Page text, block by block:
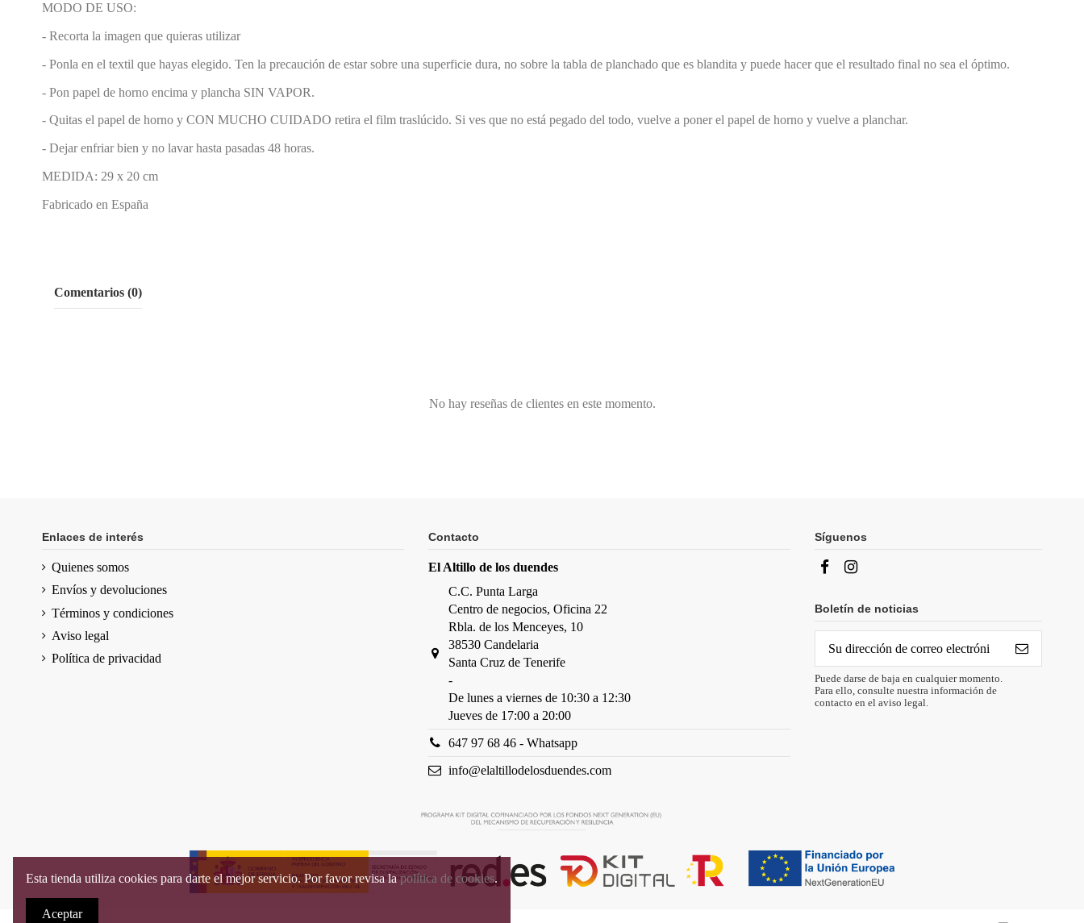
MODO DE USO:
- Recorta la imagen que quieras utilizar
- Ponla en el textil que hayas elegido. Ten la precaución de estar sobre una superficie dura, no sobre la tabla de planchado que es blandita y puede hacer que el resultado final no sea el óptimo.
- Pon papel de horno encima y plancha SIN VAPOR.
- Quitas el papel de horno y CON MUCHO CUIDADO retira el film traslúcido. Si ves que no está pegado del todo, vuelve a poner el papel de horno y vuelve a planchar.
- Dejar enfriar bien y no lavar hasta pasadas 48 horas.
MEDIDA: 29 x 20 cm
Fabricado en España
Comentarios (0)
No hay reseñas de clientes en este momento.
Enlaces de interés
Quienes somos
Envíos y devoluciones
Términos y condiciones
Aviso legal
Política de privacidad
Contacto
El Altillo de los duendes
C.C. Punta Larga
Centro de negocios, Oficina 22
Rbla. de los Menceyes, 10
38530 Candelaria
Santa Cruz de Tenerife
-
De lunes a viernes de 10:30 a 12:30
Jueves de 17:00 a 20:00
647 97 68 46 - Whatsapp
info@elaltillodelosduendes.com
Síguenos
Boletín de noticias
Puede darse de baja en cualquier momento.
Para ello, consulte nuestra información de
contacto en el aviso legal.
Esta tienda utiliza cookies para darte el mejor servicio. Por favor revisa lapolítica de cookies.
Aceptar